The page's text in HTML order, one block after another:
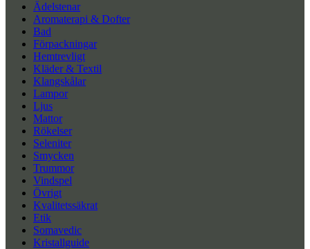
Ädelstenar
Aromaterapi & Dofter
Bad
Förpackningar
Hemtrevligt
Kläder & Textil
Klangskålar
Lampor
Ljus
Mattor
Rökelser
Seleniter
Smycken
Trummor
Vindspel
Övrigt
Kvalitetssäkrat
Etik
Somavedic
Kristallguide